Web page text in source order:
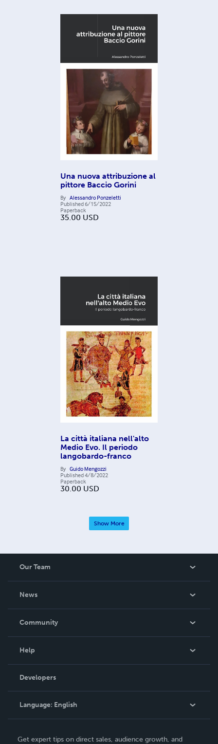
Una nuova attribuzione al
pittore Baccio Gorini
By Alessandro Ponzeletti
Published 6/15/2022
Paperback
35.00 USD
La città italiana nell'alto
Medio Evo. Il periodo
langobardo-franco
By Guido Mengozzi
Published4/8/2022
Paperback
30.00 USD
Show More
Our Team
News
In The News
Community
Podcast
Help
Order Lookup
Knowledge Base
Contact Support
Developers
Language: English
Get expert tips on direct sales, audience growth, and